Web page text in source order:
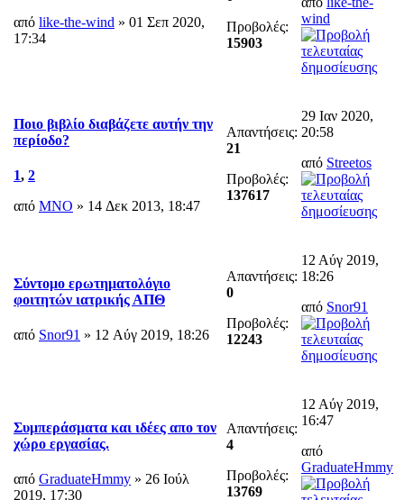
από like-the-wind » 01 Σεπ 2020,
17:34
Προβολές:
15903
wind
Ποιο βιβλίο διαβάζετε αυτήν την
περίοδο?
1, 2
από MNO » 14 Δεκ 2013, 18:47
Απαντήσεις:
21
Προβολές:
137617
29 Ιαν 2020,
20:58
από Streetos
Σύντομο ερωτηματολόγιο
φοιτητών ιατρικής ΑΠΘ
από Snor91 » 12 Αύγ 2019, 18:26
Απαντήσεις:
0
Προβολές:
12243
12 Αύγ 2019,
18:26
από Snor91
Συμπεράσματα και ιδέες απο τον
χώρο εργασίας.
από GraduateHmmy » 26 Ιούλ
2019, 17:30
Απαντήσεις:
4
Προβολές:
13769
12 Αύγ 2019,
16:47
από
GraduateHmmy